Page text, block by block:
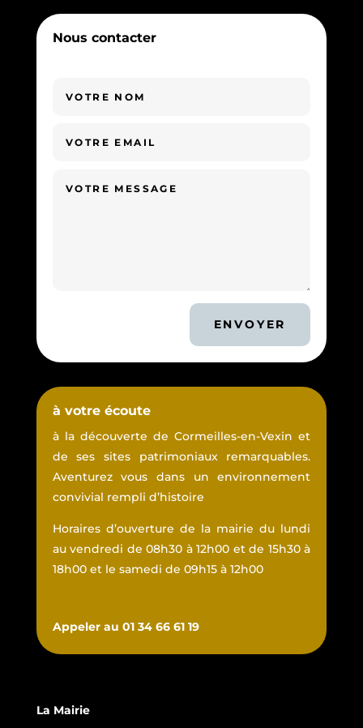
Nous contacter
ENVOYER
à votre écoute
à la découverte de Cormeilles-en-Vexin et
de ses sites patrimoniaux remarquables.
Aventurez vous dans un environnement
convivial rempli d’histoire
Horaires d’ouverture de la mairie du lundi
au vendredi de 08h30 à 12h00 et de 15h30 à
18h00 et le samedi de 09h15 à 12h00
Appeler au 01 34 66 61 19
La Mairie